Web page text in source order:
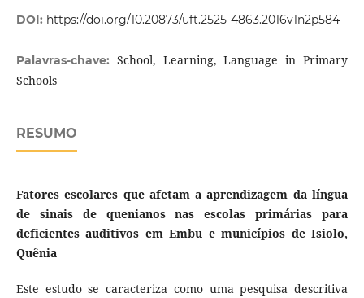
DOI: https://doi.org/10.20873/uft.2525-4863.2016v1n2p584
Palavras-chave: School, Learning, Language in Primary
Schools
RESUMO
Fatores escolares que afetam a aprendizagem da língua
de sinais de quenianos nas escolas primárias para
deficientes auditivos em Embu e municípios de Isiolo,
Quênia
Este estudo se caracteriza como uma pesquisa descritiva